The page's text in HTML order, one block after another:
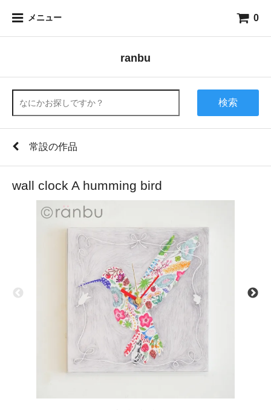
メニュー 0
ranbu
検索
常設の作品
wall clock A humming bird